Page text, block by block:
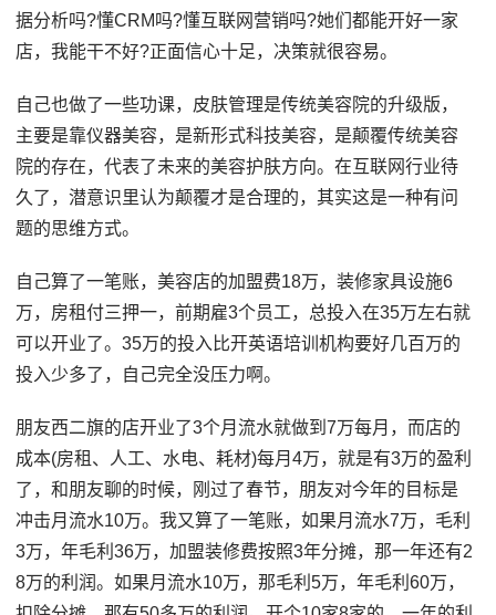
据分析吗?懂CRM吗?懂互联网营销吗?她们都能开好一家
店，我能干不好?正面信心十足，决策就很容易。
自己也做了一些功课，皮肤管理是传统美容院的升级版，
主要是靠仪器美容，是新形式科技美容，是颠覆传统美容
院的存在，代表了未来的美容护肤方向。在互联网行业待
久了，潜意识里认为颠覆才是合理的，其实这是一种有问
题的思维方式。
自己算了一笔账，美容店的加盟费18万，装修家具设施6
万，房租付三押一，前期雇3个员工，总投入在35万左右就
可以开业了。35万的投入比开英语培训机构要好几百万的
投入少多了，自己完全没压力啊。
朋友西二旗的店开业了3个月流水就做到7万每月，而店的
成本(房租、人工、水电、耗材)每月4万，就是有3万的盈利
了，和朋友聊的时候，刚过了春节，朋友对今年的目标是
冲击月流水10万。我又算了一笔账，如果月流水7万，毛利
3万，年毛利36万，加盟装修费按照3年分摊，那一年还有2
8万的利润。如果月流水10万，那毛利5万，年毛利60万，